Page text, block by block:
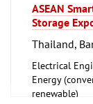
ASEAN
Storage
Thailand,
Electrical
Energy
renewable)